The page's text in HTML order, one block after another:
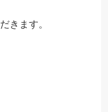
きます。